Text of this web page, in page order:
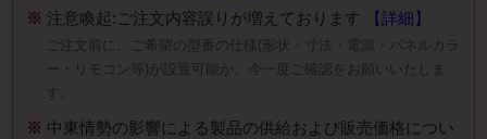
※ 注意喚起:ご注文内容誤りが増えております 【詳細】
ご注文前に、ご希望の型番の仕様(形状・寸法・電源・パネルカラ
ー・リモコン等)が設置可能か、今一度ご確認をお願いいたしま
※ 中東情勢の影響による製品の供給および販売価格につい